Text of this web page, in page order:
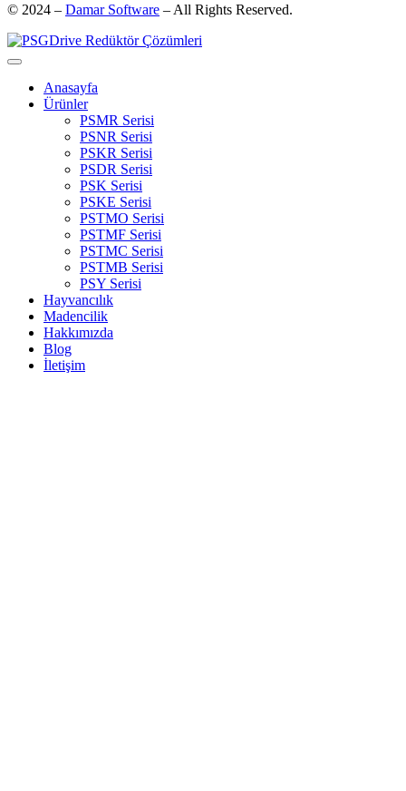
© 2024 – Damar Software – All Rights Reserved.
Anasayfa
Ürünler
PSMR Serisi
PSNR Serisi
PSKR Serisi
PSDR Serisi
PSK Serisi
PSKE Serisi
PSTMO Serisi
PSTMF Serisi
PSTMC Serisi
PSTMB Serisi
PSY Serisi
Hayvancılık
Madencilik
Hakkımızda
Blog
İletişim